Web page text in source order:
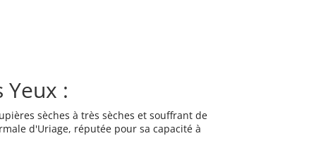
:
sèches à très sèches et souffrant de
d'Uriage, réputée pour sa capacité à